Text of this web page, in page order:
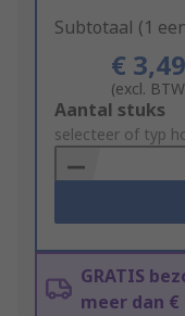
Subtotaal (1
€ 3,49
(excl.
Add
to
Basket
Aantal stuks
selecteer of typ
GRATIS
meer dan €